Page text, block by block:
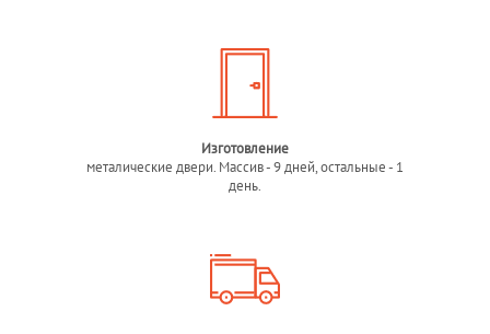
Изготовление
металические двери. Массив - 9 дней, остальные - 1
день.